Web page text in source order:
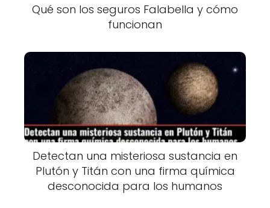
Qué son los seguros Falabella y cómo
funcionan
Detectan una misteriosa sustancia en
Plutón y Titán con una firma química
desconocida para los humanos